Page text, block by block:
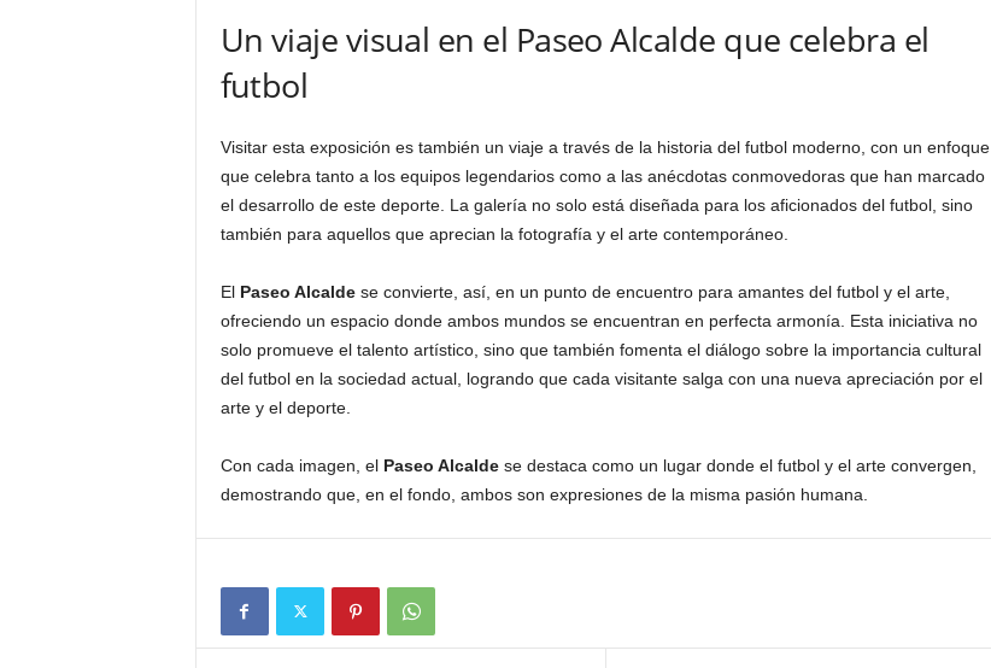
Un viaje visual en el Paseo Alcalde que celebra el
futbol
Visitar esta exposición es también un viaje a través de la historia del futbol moderno, con un enfoque
que celebra tanto a los equipos legendarios como a las anécdotas conmovedoras que han marcado
el desarrollo de este deporte. La galería no solo está diseñada para los aficionados del futbol, sino
también para aquellos que aprecian la fotografía y el arte contemporáneo.
El Paseo Alcaldese convierte, así, en un punto de encuentro para amantes del futbol y el arte,
ofreciendo un espacio donde ambos mundos se encuentran en perfecta armonía. Esta iniciativa no
solo promueve el talento artístico, sino que también fomenta el diálogo sobre la importancia cultural
del futbol en la sociedad actual, logrando que cada visitante salga con una nueva apreciación por el
arte y el deporte.
Con cada imagen, el Paseo Alcaldese destaca como un lugar donde el futbol y el arte convergen,
demostrando que, en el fondo, ambos son expresiones de la misma pasión humana.